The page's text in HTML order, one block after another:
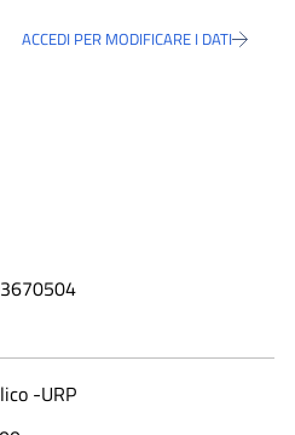
ACCEDI PER MODIFICARE I DATI
-URP